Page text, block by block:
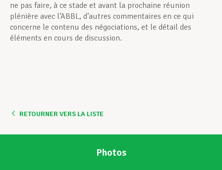
ne pas faire, à ce stade et avant la prochaine réunion
plénière avec l’ABBL, d’autres commentaires en ce qui
concerne le contenu des négociations, et le détail des
éléments en cours de discussion.
RETOURNER VERS LA LISTE
Photos